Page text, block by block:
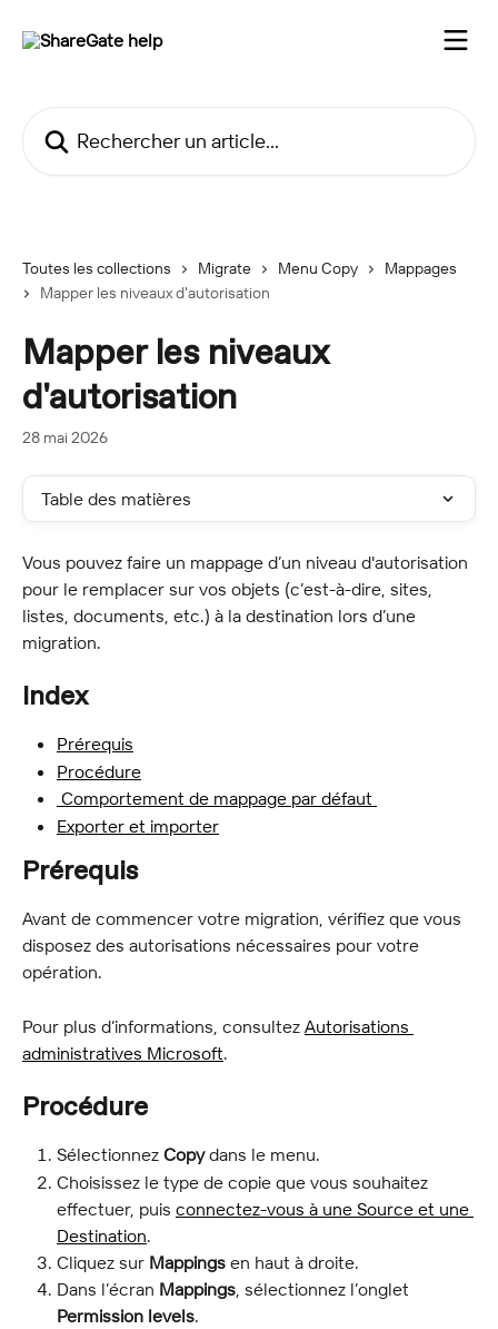
Toutes les collections Migrate Menu Copy
Mappages
Mapper les niveaux d'autorisation
Mapper les niveaux
d'autorisation
28 mai 2026
Table des matières
Vous pouvez faire un mappage d’un niveau d'autorisation
pour le remplacer sur vos objets (c’est-à-dire, sites,
listes, documents, etc.) à la destination lors d’une
migration.
Index
Prérequis
Procédure
Comportement de mappage par défaut
Exporter et importer
Prérequis
Avant de commencer votre migration, vérifiez que vous
disposez des autorisations nécessaires pour votre
opération.
Pour plus d’informations, consultez Autorisations
administratives Microsoft.
Procédure
Sélectionnez Copy dans le menu.
Choisissez le type de copie que vous souhaitez
effectuer, puis connectez-vous à une Source et une
Destination.
Cliquez sur Mappings en haut à droite.
Dans l’écran Mappings, sélectionnez l’onglet
Permission levels.